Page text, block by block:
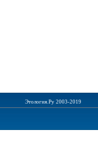
Этология.Ру 2003-2019